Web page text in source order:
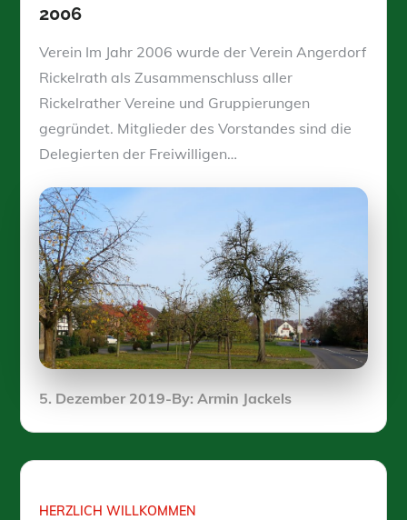
2006
Verein Im Jahr 2006 wurde der Verein Angerdorf
Rickelrath als Zusammenschluss aller
Rickelrather Vereine und Gruppierungen
gegründet. Mitglieder des Vorstandes sind die
Delegierten der Freiwilligen…
Posted
5. Dezember 2019 By:Armin Jackels
HERZLICH WILLKOMMEN